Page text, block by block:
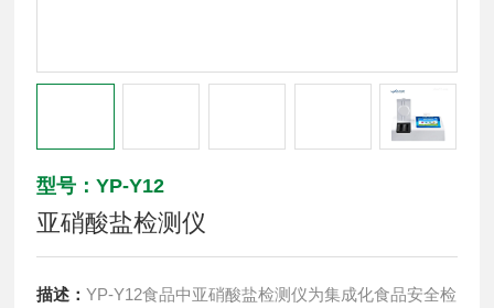
型号：YP-Y12
亚硝酸盐检测仪
描述：YP-Y12食品中亚硝酸盐检测仪为集成化食品安全检